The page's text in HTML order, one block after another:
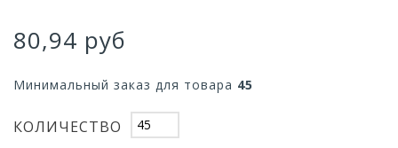
80,94 руб
Минимальный заказ для товара 45
КОЛИЧЕСТВО